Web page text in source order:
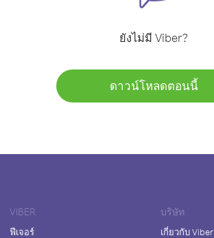
ยังไม่มี Viber?
ดาวน์โหลดตอนนี้
VIBER
ฟีเจอร์
บริษัท
เกี่ยวกับ Viber